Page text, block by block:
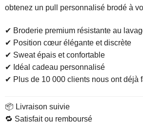
obtenez un pull personnalisé brodé à
✔ Broderie premium résistante au
✔ Position cœur élégante et discrète
✔ Sweat épais et confortable
✔ Idéal cadeau personnalisé
✔ Plus de 10 000 clients nous ont déjà
📦 Livraison suivie
🔁 Satisfait ou remboursé